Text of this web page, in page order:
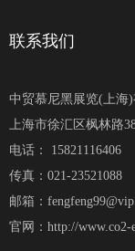
联系我们
中贸慕尼黑展览(上海)
上海市徐汇区枫林路
电话： 15821116406
传真：021-23521088
邮箱：
官网：http://www.co2-